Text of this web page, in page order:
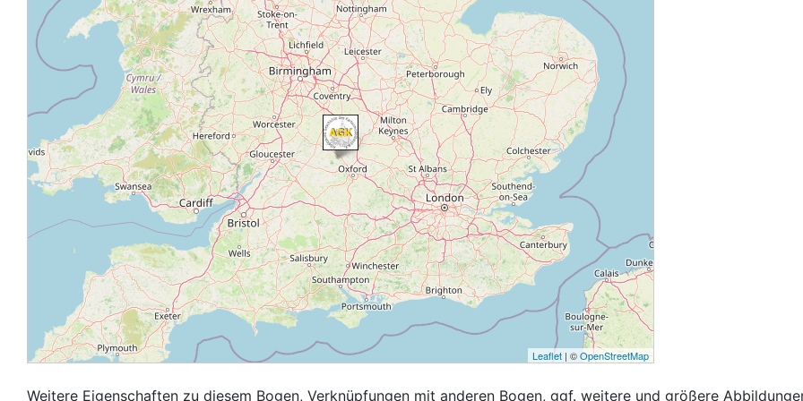
Leaflet | ©OpenStreetMap
Weitere Eigenschaften zu diesem Bogen, Verknüpfungen mit anderen Bogen, ggf. weitere und größere